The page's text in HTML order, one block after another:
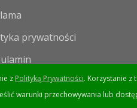
prywatności
z Polityką Prywatności. Korzystanie z
warunki przechowywania lub